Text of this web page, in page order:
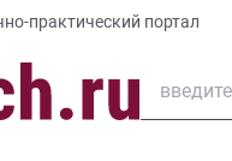
практический портал